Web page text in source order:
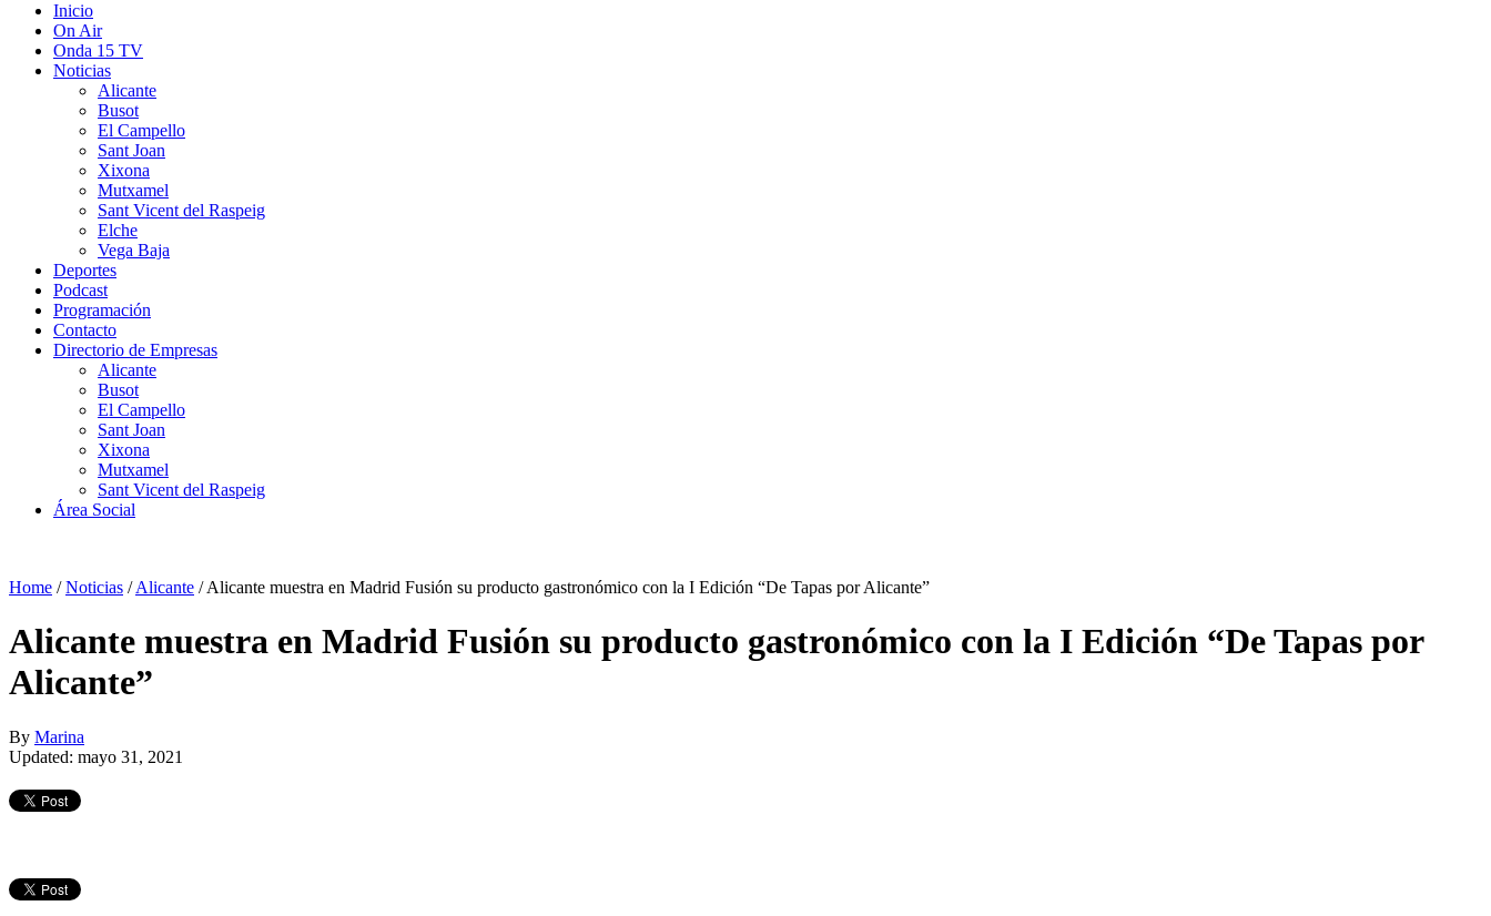
Inicio
On Air
Onda 15 TV
Noticias
Alicante
Busot
El Campello
Sant Joan
Xixona
Mutxamel
Sant Vicent del Raspeig
Elche
Vega Baja
Deportes
Podcast
Programación
Contacto
Directorio de Empresas
Alicante
Busot
El Campello
Sant Joan
Xixona
Mutxamel
Sant Vicent del Raspeig
Área Social
Home /Noticias /Alicante /Alicante muestra en Madrid Fusión su producto gastronómico con la I Edición “De Tapas por Alicante”
Alicante muestra en Madrid Fusión su producto gastronómico con la I Edición “De Tapas por
Alicante”
By Marina
Updated: mayo 31, 2021